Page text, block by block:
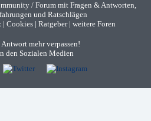
/ Forum mit Fragen & Antworten,
und Ratschlägen
| Cookies | Ratgeber| weitere Foren
mehr verpassen!
den Sozialen Medien